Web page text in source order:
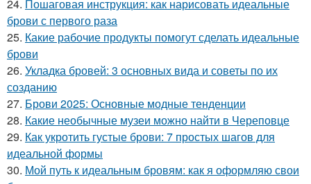
24. Пошаговая инструкция: как нарисовать идеальные
брови с первого раза
25. Какие рабочие продукты помогут сделать идеальные
брови
26. Укладка бровей: 3 основных вида и советы по их
созданию
27. Брови 2025: Основные модные тенденции
28. Какие необычные музеи можно найти в Череповце
29. Как укротить густые брови: 7 простых шагов для
идеальной формы
30. Мой путь к идеальным бровям: как я оформляю свои